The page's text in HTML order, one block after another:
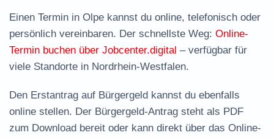
Einen Termin in Olpe kannst du online, telefonisch oder
persönlich vereinbaren. Der schnellste Weg: Online-
Termin buchen über Jobcenter.digital – verfügbar für
viele Standorte in Nordrhein-Westfalen.
Den Erstantrag auf Bürgergeld kannst du ebenfalls
online stellen. Der Bürgergeld-Antrag steht als PDF
zum Download bereit oder kann direkt über das Online-